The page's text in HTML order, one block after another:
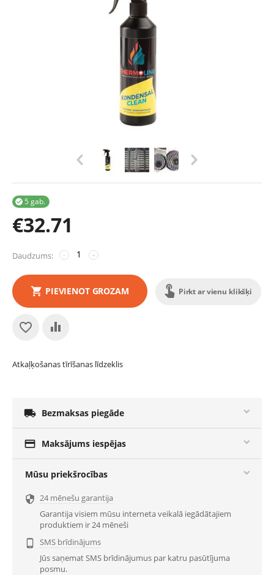
5 gab.

€32.71
Daudzums: +
−
PIEVIENOT GROZAM Pirkt ar vienu klikšķi
Atkaļķošanas tīrīšanas līdzeklis
 Bezmaksas piegāde
 Maksājums iespējas
Mūsu priekšrocības
 24 mēnešu garantija
Garantija visiem mūsu interneta veikalā iegādātajiem
produktiem ir 24 mēneši

SMS brīdinājums
Jūs saņemat SMS brīdinājumus par katru pasūtījuma
posmu.